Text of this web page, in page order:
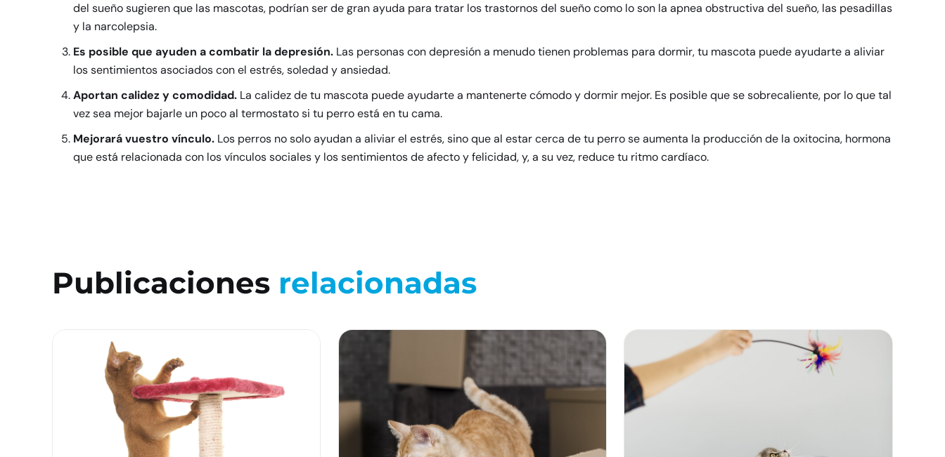
del sueño sugieren que las mascotas, podrían ser de gran ayuda para tratar los trastornos del sueño como lo son la apnea obstructiva del sueño, las pesadillas
y la narcolepsia.
Es posible que ayuden a combatir la depresión. Las personas con depresión a menudo tienen problemas para dormir, tu mascota puede ayudarte a aliviar
los sentimientos asociados con el estrés, soledad y ansiedad.
Aportan calidez y comodidad. La calidez de tu mascota puede ayudarte a mantenerte cómodo y dormir mejor. Es posible que se sobrecaliente, por lo que tal
vez sea mejor bajarle un poco al termostato si tu perro está en tu cama.
Mejorará vuestro vínculo. Los perros no solo ayudan a aliviar el estrés, sino que al estar cerca de tu perro se aumenta la producción de la oxitocina, hormona
que está relacionada con los vínculos sociales y los sentimientos de afecto y felicidad, y, a su vez, reduce tu ritmo cardíaco.
Publicaciones relacionadas